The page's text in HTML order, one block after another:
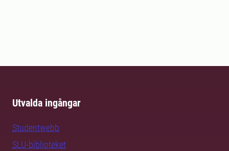
Utvalda ingångar
Studentwebb
SLU-biblioteket